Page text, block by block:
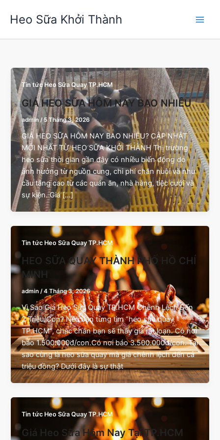
dung
Heo Sữa Khởi Thành
Tin tức Heo Sữa Quay TP.HCM
GIÁ HEO SỮA HÔM NAY BAO NHIÊU
admin/5 Tháng 3, 2026
GIÁ HEO SỮA HÔM NAY BAO NHIÊU? CẬP NHẬT
MỚI NHẤT TỪ HEO SỮA KHỞI THÀNH Thị trường
heo sữa thời gian gần đây có nhiều biến động do
ảnh hưởng từ nguồn cung, chi phí chăn nuôi và nhu
cầu tăng cao từ các quán ăn, nhà hàng, tiệc cưới và
sự kiện. Giá […]
Tin tức Heo Sữa Quay TP.HCM
HEO SỮA QUAY THÀNH PHỐ HỒ CHÍ
MINH
admin/4 Tháng 3, 2026
Vì Sao Giá Heo Sữa Quay TP.HCM Chênh Lệch Đến
2 Triệu/Con? Nếu bạn từng tìm “heo sữa quay
TP.HCM”, chắc chắn bạn sẽ thấy giá rất loạn. Có nơi
báo 1.500.000đ/con.Có nơi báo 3.500.000đ/con. Tại
sao cùng là heo sữa quay mà giá chênh lệch đến cả
triệu đồng? Dưới đây là sự thật
Tin tức Heo Sữa Quay TP.HCM
Giá Heo Sữa Hôm Nay Tại TP.HCM